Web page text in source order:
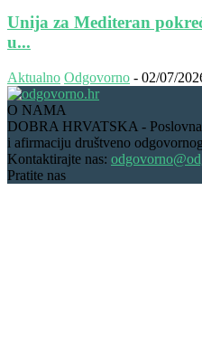
Unija za Mediteran
u...
Aktualno Odgovorno - 02/07/
O NAMA
DOBRA HRVATSKA -
i afirmaciju društveno
Kontaktirajte nas:
Pratite nas